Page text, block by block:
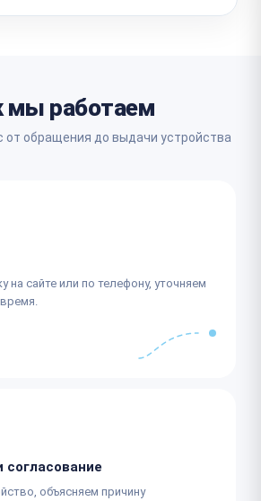
мы работаем
от обращения до выдачи устройства
на сайте или по телефону, уточняем
согласование
объясняем причину